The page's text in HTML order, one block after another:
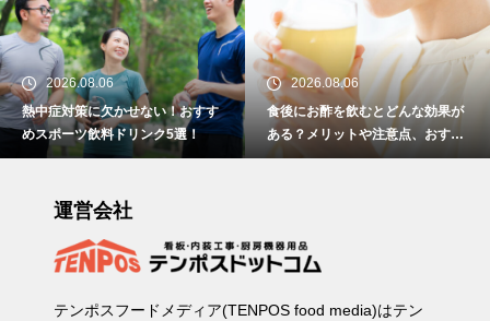
2026.08.06
熱中症対策に欠かせない！おすす
めスポーツ飲料ドリンク5選！
2026.08.06
食後にお酢を飲むとどんな効果が
ある？メリットや注意点、おすす
めの取り入れ方を紹介
運営会社
テンポスフードメディア(TENPOS food media)はテン